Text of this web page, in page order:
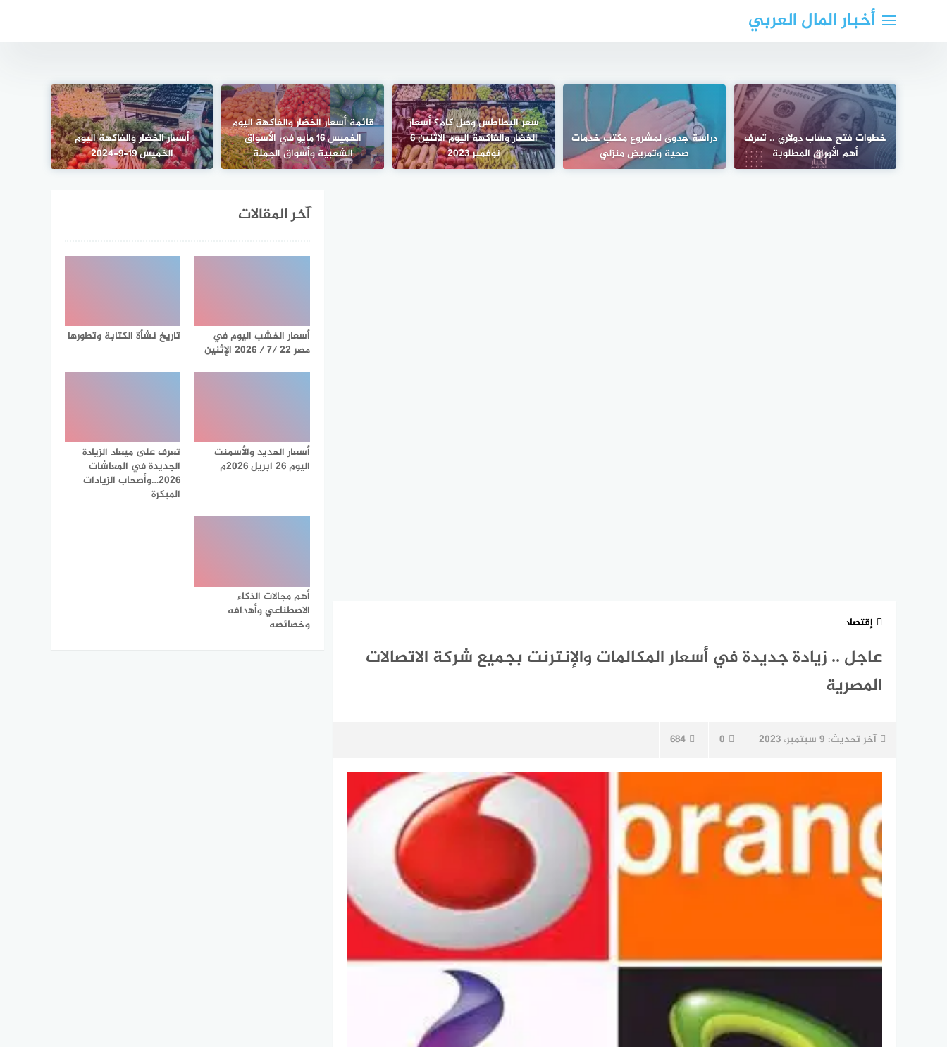
أخبار المال العربي
خطوات فتح حساب دولاري .. تعرف
أهم الأوراق المطلوبة
دراسة جدوى لمشروع مكتب خدمات
صحية وتمريض منزلي
سعر البطاطس وصل كام؟ أسعار
الخضار والفاكهة اليوم الاثنين 6
نوفمبر 2023
قائمة أسعار الخضار والفاكهة اليوم
الخميس 16 مايو في الأسواق
الشعبية وأسواق الجملة
أسعار الخضار والفاكهة اليوم
الخميس 19-9-2024
إقتصاد
عاجل .. زيادة جديدة في أسعار المكالمات والإنترنت بجميع شركة الاتصالات
المصرية
آخر تحديث: 9 سبتمبر، 2023 0
684
آخر المقالات
أسعار الخشب اليوم في
مصر 22 /7 / 2026 الإثنين
تاريخ نشأة الكتابة وتطورها
أسعار الحديد والأسمنت
اليوم 26 ابريل 2026م
تعرف على ميعاد الزيادة
الجديدة في المعاشات
2026…وأصحاب الزيادات
المبكرة
أهم مجالات الذكاء
الاصطناعي وأهدافه
وخصائصه